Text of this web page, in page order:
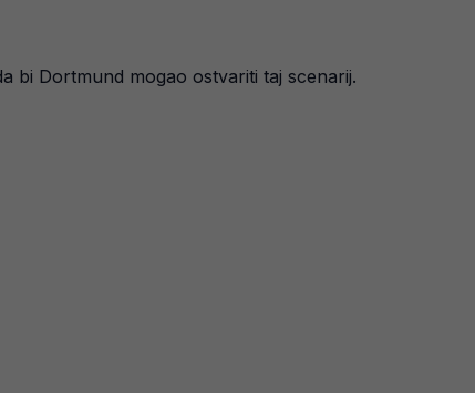
bi Dortmund mogao ostvariti taj scenarij.